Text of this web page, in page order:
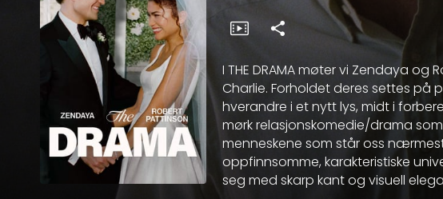
I THE DRAMA møter vi Zendaya
Charlie. Forholdet deres settes på
hverandre i et nytt lys, midt i
mørk relasjonskomedie/drama
menneskene som står oss
oppfinnsomme, karakteristiske
seg med skarp kant og visuell